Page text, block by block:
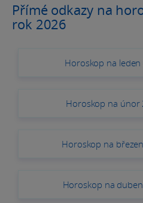
Přímé odkazy na
rok 2026
Horoskop na
Horoskop na únor
Horoskop na
Horoskop na